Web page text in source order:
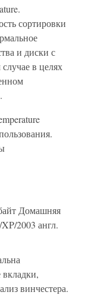
сортировки
и диски с
в целях
Домашняя
2003 англ.
винчестера.